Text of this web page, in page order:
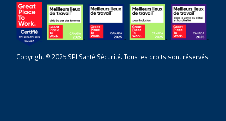
Copyright © 2025 SPI Santé Sécurité. Tous les droits sont réservés.